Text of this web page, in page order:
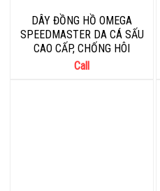
DÂY ĐỒNG HỒ OMEGA
SPEEDMASTER DA CÁ SẤU
CAO CẤP, CHỐNG HÔI
Call